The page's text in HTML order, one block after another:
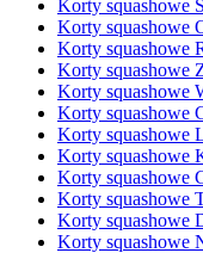
Korty squashowe
Korty squashowe
Korty squashowe
Korty squashowe
Korty squashowe
Korty squashowe
Korty squashowe
Korty squashowe
Korty squashowe
Korty squashowe
Korty squashowe
Korty squashowe